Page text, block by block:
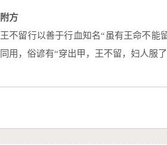
附方
王不留行以善于行血知名“虽有王命不能
同用，俗谚有“穿出甲，王不留，妇人服